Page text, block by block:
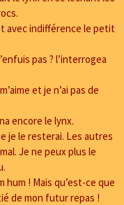
avec indifférence le petit
pas ? l’interrogea
et je n’ai pas de
encore le lynx.
je le resterai. Les autres
Je ne peux plus le
! Mais qu’est-ce que
de mon futur repas !